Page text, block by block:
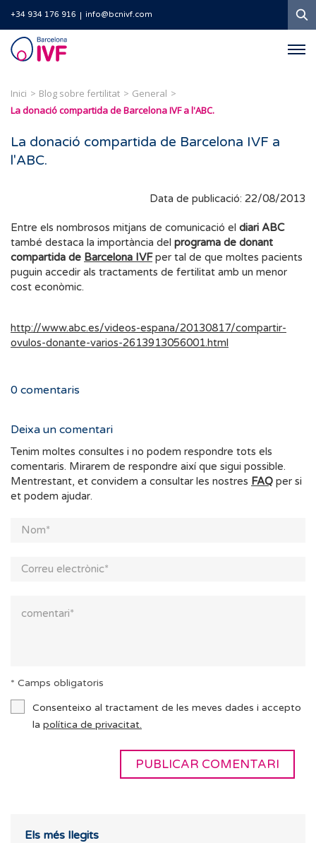
+34 934 176 916 info@bcnivf.com
Barcelona
IVF
Inici Blog sobre fertilitat
General
La donació compartida de Barcelona IVF a l'ABC.
La donació compartida de Barcelona IVF a
l'ABC.
Data de publicació: 22/08/2013
Entre els nombrosos mitjans de comunicació el diari ABC
també destaca la importància del programa de donant
compartida de Barcelona IVF per tal de que moltes pacients
puguin accedir als tractaments de fertilitat amb un menor
cost econòmic.
http://www.abc.es/videos-espana/20130817/compartir-
ovulos-donante-varios-2613913056001.html
0 comentaris
Deixa un comentari
Tenim moltes consultes i no podem respondre tots els
comentaris. Mirarem de respondre així que sigui possible.
Mentrestant, et convidem a consultar les nostres FAQ per si
et podem ajudar.
* Camps obligatoris
Consenteixo al tractament de les meves dades i accepto
la política de privacitat.
Els més llegits